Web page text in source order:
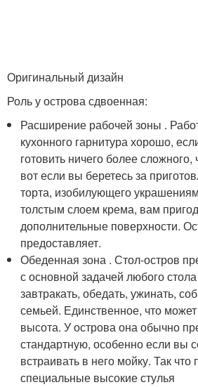
Оригинальный дизайн
Роль у острова сдвоенная:
Расширение рабочей зоны .
кухонного гарнитура хорошо,
готовить ничего более
вот если вы беретесь за
торта, изобилующего
толстым слоем крема, вам
дополнительные поверхности.
предоставляет.
Обеденная зона . Стол-остров
с основной задачей любого
завтракать, обедать, ужинать,
семьей. Единственное, что
высота. У острова она обычно
стандартную, особенно если вы
встраивать в него мойку. Так что
специальные высокие стулья